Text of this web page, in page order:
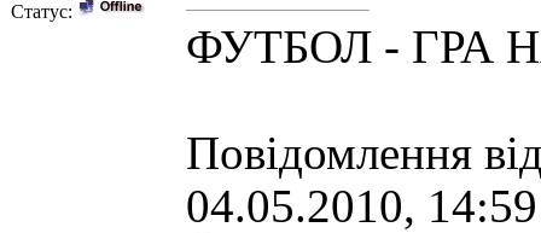
Статус:
ФУТБОЛ - ГРА
Повідомлення
04.05.2010, 14:59